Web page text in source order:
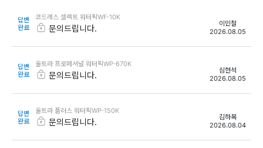
답변
완료
코드레스 셀렉트 워터픽WF-10K
문의드립니다.
이민철
2026.08.05
답변
완료
울트라 프로페셔널 워터픽WP-670K
문의드립니다.
심현석
2026.08.05
답변
완료
울트라 플러스 워터픽WP-150K
문의드립니다.
김하목
2026.08.04